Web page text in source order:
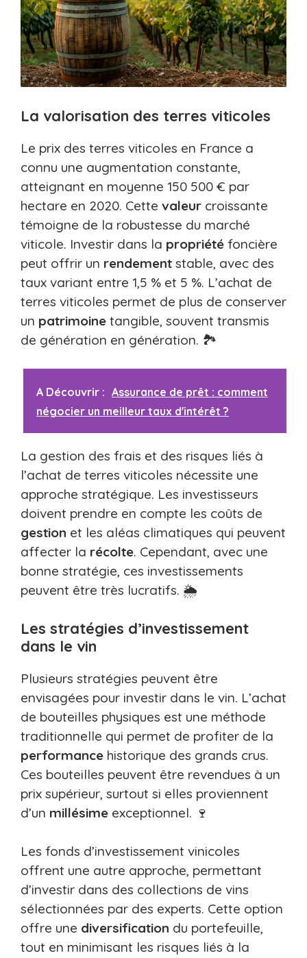
La valorisation des terres viticoles
Le prix des terres viticoles en France a
connu une augmentation constante,
atteignant en moyenne 150 500 € par
hectare en 2020. Cette valeur croissante
témoigne de la robustesse du marché
viticole. Investir dans la propriété foncière
peut offrir un rendement stable, avec des
taux variant entre 1,5 % et 5 %. L’achat de
terres viticoles permet de plus de conserver
un patrimoine tangible, souvent transmis
de génération en génération. 🏞️
A Découvrir : Assurance de prêt : comment
négocier un meilleur taux d'intérêt ?
La gestion des frais et des risques liés à
l’achat de terres viticoles nécessite une
approche stratégique. Les investisseurs
doivent prendre en compte les coûts de
gestion et les aléas climatiques qui peuvent
affecter la récolte. Cependant, avec une
bonne stratégie, ces investissements
peuvent être très lucratifs. 🌦️
Les stratégies d’investissement
dans le vin
Plusieurs stratégies peuvent être
envisagées pour investir dans le vin. L’achat
de bouteilles physiques est une méthode
traditionnelle qui permet de profiter de la
performance historique des grands crus.
Ces bouteilles peuvent être revendues à un
prix supérieur, surtout si elles proviennent
d’un millésime exceptionnel. 🍷
Les fonds d’investissement vinicoles
offrent une autre approche, permettant
d’investir dans des collections de vins
sélectionnées par des experts. Cette option
offre une diversification du portefeuille,
tout en minimisant les risques liés à la